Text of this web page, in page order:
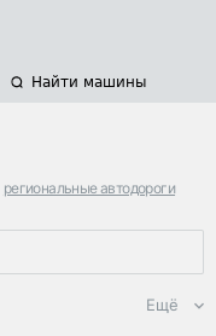
Найти машины
региональные автодороги
Ещё